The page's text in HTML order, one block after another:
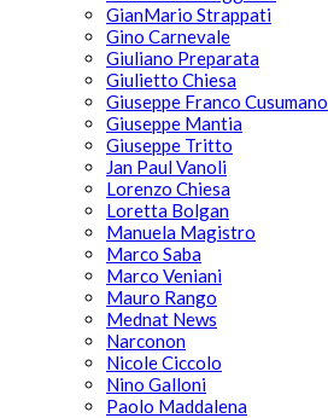
GianMario Strappati
Gino Carnevale
Giuliano Preparata
Giulietto Chiesa
Giuseppe Franco Cusumano
Giuseppe Mantia
Giuseppe Tritto
Jan Paul Vanoli
Lorenzo Chiesa
Loretta Bolgan
Manuela Magistro
Marco Saba
Marco Veniani
Mauro Rango
Mednat News
Narconon
Nicole Ciccolo
Nino Galloni
Paolo Maddalena